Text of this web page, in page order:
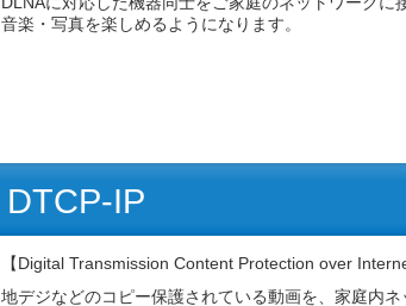
音楽・写真を楽しめるようになります。
DTCP-IP
【Digital Transmission Content Protection over
地デジなどのコピー保護されている動画を、家庭内